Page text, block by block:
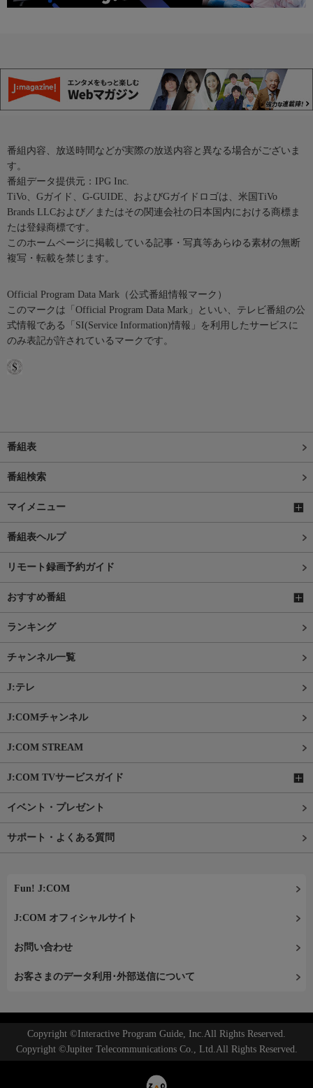
番組内容、放送時間などが実際の放送内容と異なる場合がございま
す。
番組データ提供元：IPG Inc.
TiVo、Gガイド、G-GUIDE、およびGガイドロゴは、米国TiVo
Brands LLCおよび／またはその関連会社の日本国内における商標ま
たは登録商標です。
このホームページに掲載している記事・写真等あらゆる素材の無断
複写・転載を禁じます。
Official Program Data Mark（公式番組情報マーク）
このマークは「Official Program Data Mark」といい、テレビ番組の公
式情報である「SI(Service Information)情報」を利用したサービスに
のみ表記が許されているマークです。
番組表
番組検索
マイメニュー
番組表ヘルプ
リモート録画予約ガイド
おすすめ番組
ランキング
チャンネル一覧
J:テレ
J:COMチャンネル
J:COM STREAM
J:COM TVサービスガイド
イベント・プレゼント
サポート・よくある質問
Fun! J:COM
J:COM オフィシャルサイト
お問い合わせ
お客さまのデータ利用･外部送信について
Copyright ©Interactive Program Guide, Inc.All Rights Reserved.
Copyright ©Jupiter Telecommunications Co., Ltd.All Rights Reserved.